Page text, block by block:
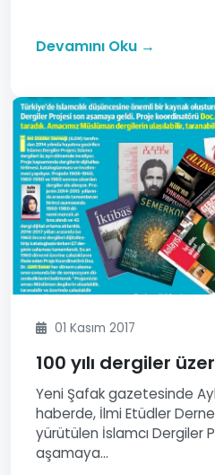
Devamını Oku →
01 Kasım 2017
100 yılı dergiler
Yeni Şafak gazetesinde
haberde, İlmi Etüdler
yürütülen İslamcı Dergiler
aşamaya...